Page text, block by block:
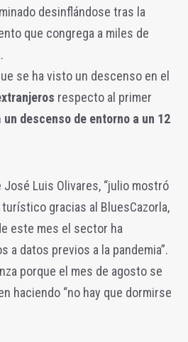
desinflándose tras la
que congrega a miles de
se ha visto un descenso en el
respecto al primer
un descenso de entorno a un 12
José Luis Olivares, “julio mostró
gracias al BluesCazorla,
este mes el sector ha
a datos previos a la pandemia”.
porque el mes de agosto se
haciendo “no hay que dormirse